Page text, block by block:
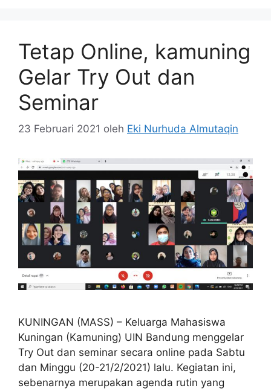
Tetap Online, kamuning
Gelar Try Out dan
Seminar
23 Februari 2021 oleh Eki Nurhuda Almutaqin
KUNINGAN (MASS) – Keluarga Mahasiswa
Kuningan (Kamuning) UIN Bandung menggelar
Try Out dan seminar secara online pada Sabtu
dan Minggu (20-21/2/2021) lalu. Kegiatan ini,
sebenarnya merupakan agenda rutin yang